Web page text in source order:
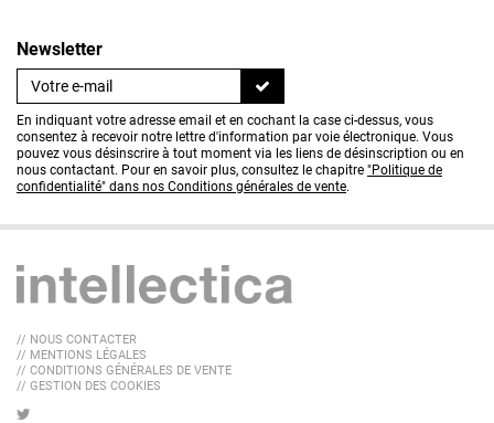
Newsletter
En indiquant votre adresse email et en cochant la case ci-dessus, vous
consentez à recevoir notre lettre d'information par voie électronique. Vous
pouvez vous désinscrire à tout moment via les liens de désinscription ou en
nous contactant. Pour en savoir plus, consultez le chapitre "Politique de
confidentialité" dans nos Conditions générales de vente.
// NOUS CONTACTER
// MENTIONS LÉGALES
// CONDITIONS GÉNÉRALES DE VENTE
// GESTION DES COOKIES